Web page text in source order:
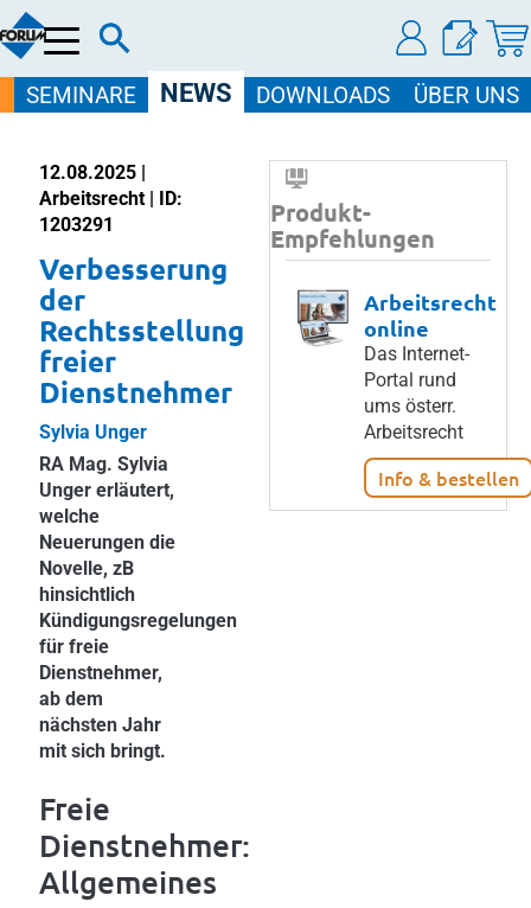
Menü
SEMINARE NEWS DOWNLOADS ÜBER UNS
12.08.2025 |
Arbeitsrecht | ID:
1203291
Verbesserung
der
Rechtsstellung
freier
Dienstnehmer
Sylvia Unger
RA Mag. Sylvia
Unger erläutert,
welche
Neuerungen die
Novelle, zB
hinsichtlich
Kündigungsregelungen
für freie
Dienstnehmer,
ab dem
nächsten Jahr
mit sich bringt.
Freie
Dienstnehmer:
Allgemeines
Produkt-
Empfehlungen
Arbeitsrecht
online
Das Internet-
Portal rund
ums österr.
Arbeitsrecht
Info & bestellen